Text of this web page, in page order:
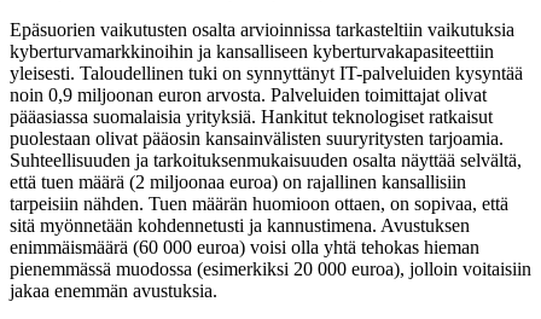
Epäsuorien vaikutusten osalta arvioinnissa tarkasteltiin vaikutuksia
kyberturvamarkkinoihin ja kansalliseen kyberturvakapasiteettiin
yleisesti. Taloudellinen tuki on synnyttänyt IT-palveluiden kysyntää
noin 0,9 miljoonan euron arvosta. Palveluiden toimittajat olivat
pääasiassa suomalaisia yrityksiä. Hankitut teknologiset ratkaisut
puolestaan olivat pääosin kansainvälisten suuryritysten tarjoamia.
Suhteellisuuden ja tarkoituksenmukaisuuden osalta näyttää selvältä,
että tuen määrä (2 miljoonaa euroa) on rajallinen kansallisiin
tarpeisiin nähden. Tuen määrän huomioon ottaen, on sopivaa, että
sitä myönnetään kohdennetusti ja kannustimena. Avustuksen
enimmäismäärä (60 000 euroa) voisi olla yhtä tehokas hieman
pienemmässä muodossa (esimerkiksi 20 000 euroa), jolloin voitaisiin
jakaa enemmän avustuksia.